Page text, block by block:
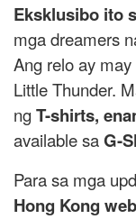
Eksklusibo ito
mga dreamers
Ang relo ay may
Little Thunder.
ngT-shirts,
available saG-
Para sa mga
Hong Kong